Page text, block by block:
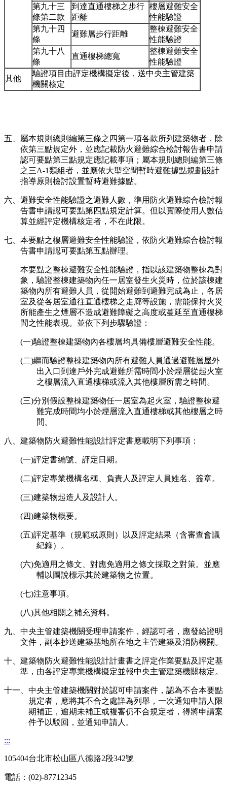
第九十三
條第二款
到達直通樓梯之步行
距離
樓層避難安全
性能驗證
第九十四
條
避難層步行距離
整棟避難安全
性能驗證
第九十八
條
直通樓梯總寬
整棟避難安全
性能驗證
其他
驗證項目由評定機構擬定後，送中央主管建築
機關核定
五、屬本規則總則編第三條之四第一項各款所列建築物者，除
依第三點規定外，並應記載防火避難綜合檢討報告書申請
認可要點第三點規定應記載事項；屬本規則總則編第三條
之三A-1類組者，並應依大型空間暫時避難據點規劃設計
指導原則檢討設置暫時避難據點。
六、避難安全性能驗證之避難人數，準用防火避難綜合檢討報
告書申請認可要點第四點規定計算。但以實際使用人數估
算並經評定機構核定者，不在此限。
七、本要點之樓層避難安全性能驗證，依防火避難綜合檢討報
告書申請認可要點第五點辦理。
本要點之整棟避難安全性能驗證，指以該建築物整棟為對
象，驗證整棟建築物內任一居室發生火災時，位於該棟建
築物內所有避難人員，從開始避難到避難完成為止，各居
室及從各居室通往直通樓梯之走廊等設施，需能保持火災
所能產生之煙層不造成避難障礙之高度或蔓延至直通樓梯
間之性能表現。並依下列步驟驗證：
(一)驗證整棟建築物內各樓層均具備樓層避難安全性能。
(二)繼而驗證整棟建築物內所有避難人員通過避難層屋外
出入口到達戶外完成避難所需時間小於煙層從起火室
之樓層流入直通樓梯或流入其他樓層所需之時間。
(三)分別假設整棟建築物任一居室為起火室，驗證整棟避
難完成時間均小於煙層流入直通樓梯或其他樓層之時
間。
八、建築物防火避難性能設計評定書應載明下列事項：
(一)評定書編號、評定日期。
(二)評定專業機構名稱、負責人及評定人員姓名、簽章。
(三)建築物起造人及設計人。
(四)建築物概要。
(五)評定基準（規範或原則）以及評定結果（含審查會議
紀錄）。
(六)免適用之條文、對應免適用之條文採取之對策。並應
輔以圖說標示其於建築物之位置。
(七)注意事項。
(八)其他相關之補充資料。
九、中央主管建築機關受理申請案件，經認可者，應發給證明
文件，副本抄送建築基地所在地之主管建築及消防機關。
十、建築物防火避難性能設計計畫書之評定作業要點及評定基
準，由各評定專業機構擬定並報中央主管建築機關核定。
十一、中央主管建築機關對於認可申請案件，認為不合本要點
規定者，應將其不合之處詳為列舉，一次通知申請人限
期補正，逾期未補正或複審仍不合規定者，得將申請案
件予以駁回，並通知申請人。
:::
105404台北市松山區八德路2段342號
電話：(02)-87712345